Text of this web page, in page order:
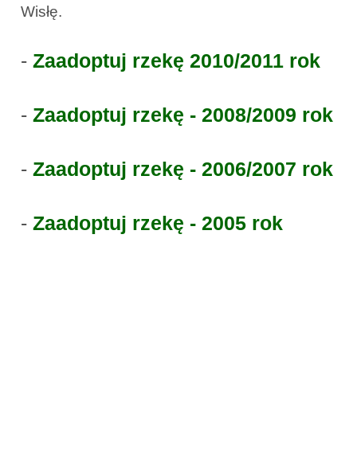
Wisłę.
- Zaadoptuj rzekę 2010/2011 rok
- Zaadoptuj rzekę - 2008/2009 rok
- Zaadoptuj rzekę - 2006/2007 rok
- Zaadoptuj rzekę - 2005 rok